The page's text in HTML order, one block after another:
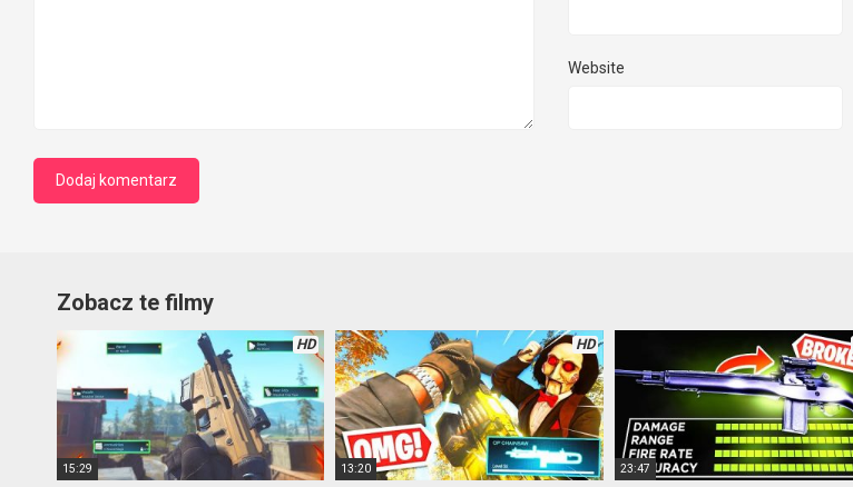
Website
Zobacz te filmy
HD
15:29
HD
13:20 23:47